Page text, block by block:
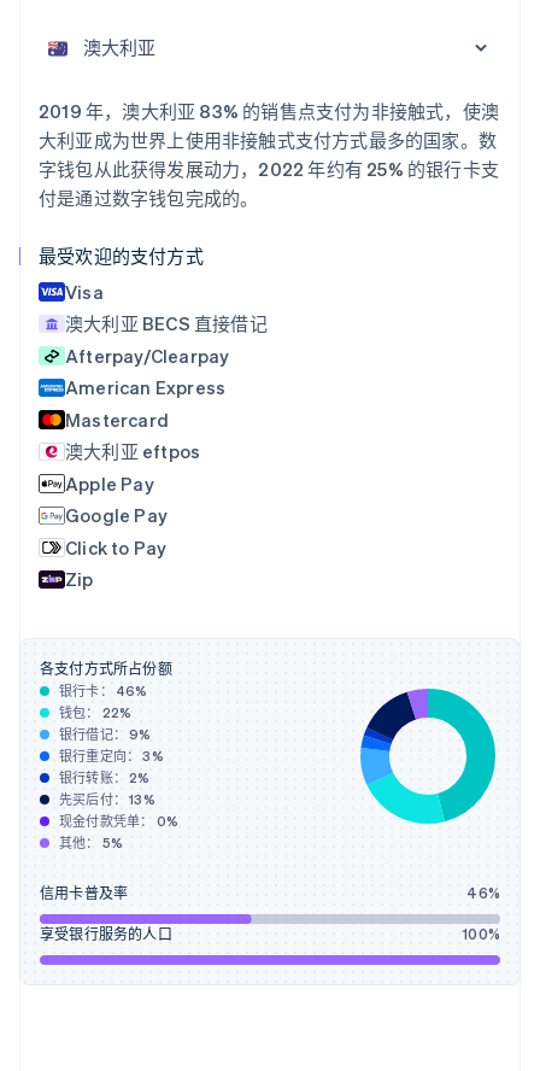
2019 年，澳大利亚 83% 的销售点支付为非接触式，使澳
大利亚成为世界上使用非接触式支付方式最多的国家。数
字钱包从此获得发展动力，2022 年约有 25% 的银行卡支
付是通过数字钱包完成的。
最受欢迎的支付方式
Visa
澳大利亚 BECS 直接借记
Afterpay/Clearpay
American Express
Mastercard
澳大利亚 eftpos
Apple Pay
Google Pay
Click to Pay
Zip
各支付方式所占份额
银行卡： 46%
钱包： 22%
银行借记：9%
银行重定向：3%
银行转账：2%
先买后付：13%
现金付款凭单： 0%
其他： 5%
信用卡普及率 46%
享受银行服务的人口 100%
奥地利
澳大利亚
English
巴西
PortuguêsEnglish
保加利亚
比利时
波兰
English
丹麦
English
德国
DeutschEnglish
法国
FrançaisEnglish
芬兰
EnglishSvenska
荷兰
Nederlands
加拿大
捷克
English
克罗地亚
EnglishItaliano
拉脱维亚
English
立陶宛
English
列支敦士登
卢森堡
罗马尼亚
English
马尔他